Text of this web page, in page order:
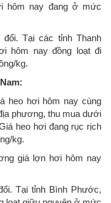
hôm nay đang ở mức
Tại các tỉnh Thanh
hôm nay đồng loạt đi
kg.
heo hơi hôm nay cùng
phương, thu mua dưới
heo hơi đang rục rịch
kg.
giá lợn hơi hôm nay
Tại tỉnh Bình Phước,